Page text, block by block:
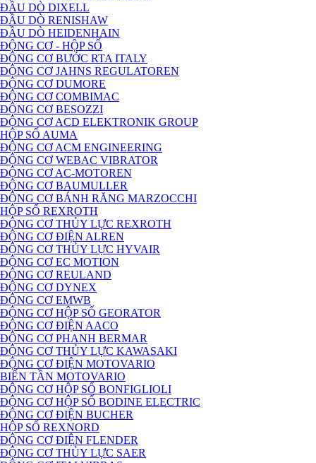
ĐẦU DÒ DIXELL
ĐẦU DÒ RENISHAW
ĐẦU DÒ HEIDENHAIN
ĐỘNG CƠ - HỘP SỐ
ĐỘNG CƠ BƯỚC RTA ITALY
ĐỘNG CƠ JAHNS REGULATOREN
ĐỘNG CƠ DUMORE
ĐỘNG CƠ COMBIMAC
ĐỘNG CƠ BESOZZI
ĐỘNG CƠ ACD ELEKTRONIK GROUP
HỘP SỐ AUMA
ĐỘNG CƠ ACM ENGINEERING
ĐỘNG CƠ WEBAC VIBRATOR
ĐỘNG CƠ AC-MOTOREN
ĐỘNG CƠ BAUMULLER
ĐỘNG CƠ BÁNH RĂNG MARZOCCHI
HỘP SỐ REXROTH
ĐỘNG CƠ THỦY LỰC REXROTH
ĐỘNG CƠ ĐIỆN ALREN
ĐỘNG CƠ THỦY LỰC HYVAIR
ĐỘNG CƠ EC MOTION
ĐỘNG CƠ REULAND
ĐỘNG CƠ DYNEX
ĐỘNG CƠ EMWB
ĐỘNG CƠ HỘP SỐ GEORATOR
ĐỘNG CƠ ĐIỆN AACO
ĐỘNG CƠ PHANH BERMAR
ĐỘNG CƠ THỦY LỰC KAWASAKI
ĐỘNG CƠ ĐIỆN MOTOVARIO
BIẾN TẦN MOTOVARIO
ĐỘNG CƠ HỘP SỐ BONFIGLIOLI
ĐỘNG CƠ HỘP SỐ BODINE ELECTRIC
ĐỘNG CƠ ĐIỆN BUCHER
HỘP SỐ REXNORD
ĐỘNG CƠ ĐIỆN FLENDER
ĐỘNG CƠ THỦY LỰC SAER